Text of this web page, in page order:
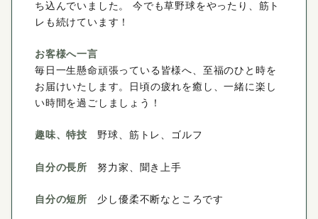
ち込んでいました。 今でも草野球をやったり、筋ト
レも続けています！
お客様へ一言
毎日一生懸命頑張っている皆様へ、至福のひと時を
お届けいたします。日頃の疲れを癒し、一緒に楽し
い時間を過ごしましょう！
趣味、特技 野球、筋トレ、ゴルフ
自分の長所 努力家、聞き上手
自分の短所 少し優柔不断なところです